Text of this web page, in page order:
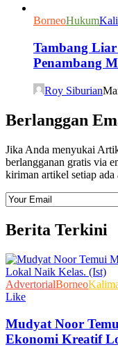
BorneoHukum
Tambang
Penambang
Roy Siburian
Berlanggan
Jika Anda menyukai
berlangganan gratis via
kiriman artikel setiap
Berita Terkini
AdvertorialBorneo
Like
Mudyat Noor
Ekonomi Kreatif